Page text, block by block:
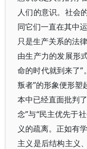
人们的意识。社会
同它们一直在其中
只是生产关系的法
由生产力的发展形
命的时代就到来了”
叛者”的形象便形塑
本中已经直面批判
念”与“民主优先于
义的疏离。正如有
主义是后结构主义